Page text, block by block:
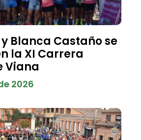
y Blanca Castaño se
la XI Carrera
Viana
2026